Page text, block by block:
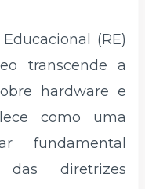
(RE)
transcende a
hardware e
como uma
fundamental
diretrizes